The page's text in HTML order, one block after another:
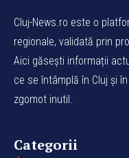
Cluj-News.ro este o
regionale, validată prin
Aici găsești informații
ce se întâmplă în Cluj și
zgomot inutil.
Categorii